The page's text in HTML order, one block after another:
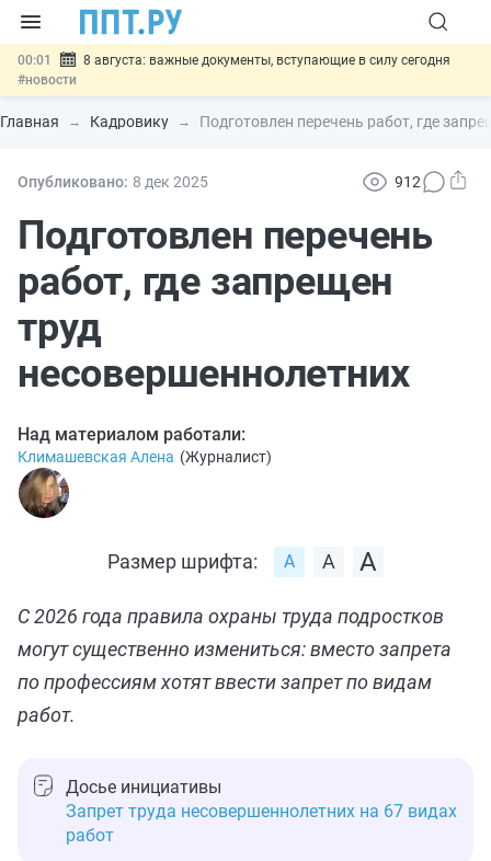
00:01
8 августа: важные документы, вступающие в силу сегодня
#новости
07.08 Подписан закон о блокировке продажи опасных товаров через
«Честный знак»#новости
07.08 Госпошлину за устранение ошибок в документах предлагают
07.08
отношений
#новости
Главная Кадровику Подготовлен перечень работ, где
Опубликовано: 8 дек 2025 912
Подготовлен перечень
работ, где запрещен
труд
несовершеннолетних
Над материалом работали:
Климашевская Алена (Журналист)
Размер шрифта:
С 2026 года правила охраны труда подростков
могут существенно измениться: вместо запрета
по профессиям хотят ввести запрет по видам
работ.
Досье инициативы
Запрет труда несовершеннолетних на 67 видах
работ